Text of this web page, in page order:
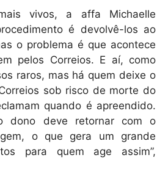
vivos, a affa Michaelle
é devolvê-los ao
o problema é que acontece
pelos Correios. E aí, como
raros, mas há quem deixe o
sob risco de morte do
quando é apreendido.
dono deve retornar com o
o que gera um grande
para quem age assim”,